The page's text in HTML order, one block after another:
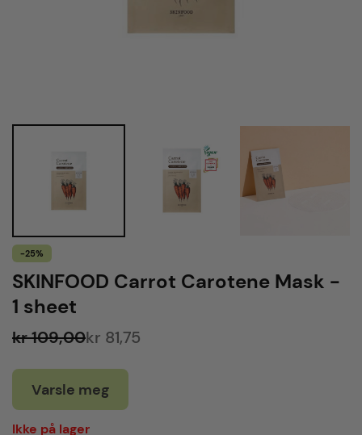
-25%
SKINFOOD Carrot Carotene Mask -
1 sheet
kr 109,00kr 81,75
Varsle meg
Ikke på lager